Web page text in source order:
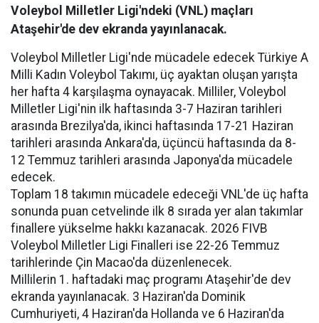
Voleybol Milletler Ligi'ndeki (VNL) maçları
Ataşehir'de dev ekranda yayınlanacak.
Voleybol Milletler Ligi'nde mücadele edecek Türkiye A
Milli Kadın Voleybol Takımı, üç ayaktan oluşan yarışta
her hafta 4 karşılaşma oynayacak. Milliler, Voleybol
Milletler Ligi'nin ilk haftasında 3-7 Haziran tarihleri
arasında Brezilya'da, ikinci haftasında 17-21 Haziran
tarihleri arasında Ankara'da, üçüncü haftasında da 8-
12 Temmuz tarihleri arasında Japonya'da mücadele
edecek.
Toplam 18 takımın mücadele edeceği VNL'de üç hafta
sonunda puan cetvelinde ilk 8 sırada yer alan takımlar
finallere yükselme hakkı kazanacak. 2026 FIVB
Voleybol Milletler Ligi Finalleri ise 22-26 Temmuz
tarihlerinde Çin Macao'da düzenlenecek.
Millilerin 1. haftadaki maç programı Ataşehir'de dev
ekranda yayınlanacak. 3 Haziran'da Dominik
Cumhuriyeti, 4 Haziran'da Hollanda ve 6 Haziran'da